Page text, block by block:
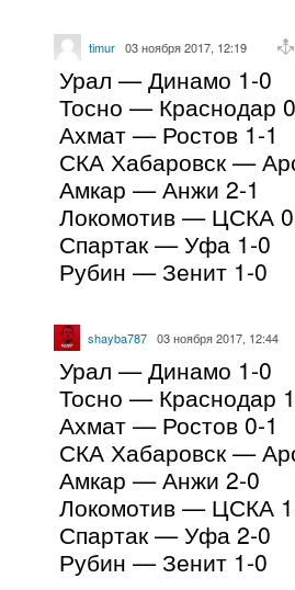
timur 03 ноября 2017, 12:19
Урал — Динамо 1-0
Тосно — Краснодар
Ахмат — Ростов 1-1
СКА Хабаровск —
Амкар — Анжи 2-1
Локомотив — ЦСКА
Спартак — Уфа 1-0
Рубин — Зенит 1-0
shayba787 03 ноября 2017, 12:44
Урал — Динамо 1-0
Тосно — Краснодар
Ахмат — Ростов 0-1
СКА Хабаровск —
Амкар — Анжи 2-0
Локомотив — ЦСКА
Спартак — Уфа 2-0
Рубин — Зенит 1-0